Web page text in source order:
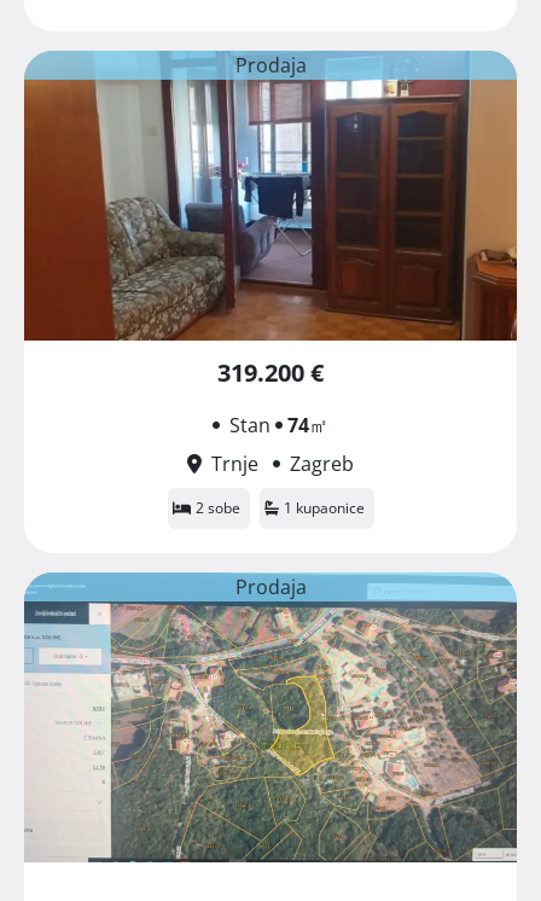
Prodaja
319.200 €
Stan 74㎡
Trnje
Zagreb
2 sobe 1 kupaonice
Prodaja